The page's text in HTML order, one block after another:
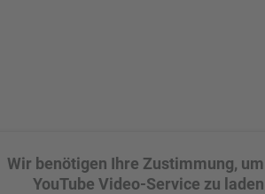
Wir benötigen Ihre Zustimmung,
YouTube Video-Service zu